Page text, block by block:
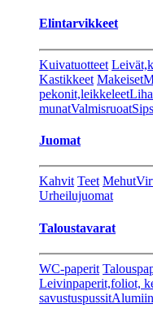
Elintarvikkeet
Kuivatuotteet
Kastikkeet Makeiset
pekonit,leikkeleet
munatValmisruoat
Juomat
Kahvit Teet Mehut
Urheilujuomat
Taloustavarat
WC-paperit
Leivinpaperit,foliot,
savustuspussit